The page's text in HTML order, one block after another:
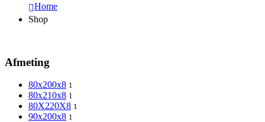
Home
Shop
Afmeting
80x200x8 1
80x210x8 1
80X220X8 1
90x200x8 1